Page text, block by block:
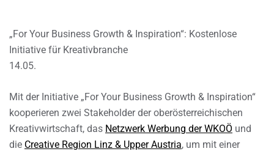
„For Your Business Growth & Inspiration“: Kostenlose
Initiative für Kreativbranche
14.05.
Mit der Initiative „For Your Business Growth & Inspiration“
kooperieren zwei Stakeholder der oberösterreichischen
Kreativwirtschaft, das Netzwerk Werbung der WKOÖ und
die Creative Region Linz & Upper Austria, um mit einer